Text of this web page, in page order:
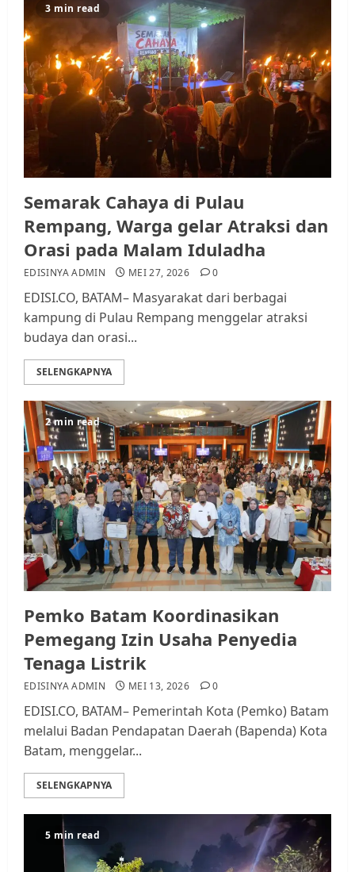
3 min read
Semarak Cahaya di Pulau
Rempang, Warga gelar Atraksi dan
Orasi pada Malam Iduladha
EDISINYA ADMIN MEI 27, 2026 0
EDISI.CO, BATAM– Masyarakat dari berbagai
kampung di Pulau Rempang menggelar atraksi
budaya dan orasi...
SELENGKAPNYA
2 min read
Pemko Batam Koordinasikan
Pemegang Izin Usaha Penyedia
Tenaga Listrik
EDISINYA ADMIN MEI 13, 2026 0
EDISI.CO, BATAM– Pemerintah Kota (Pemko) Batam
melalui Badan Pendapatan Daerah (Bapenda) Kota
Batam, menggelar...
SELENGKAPNYA
5 min read